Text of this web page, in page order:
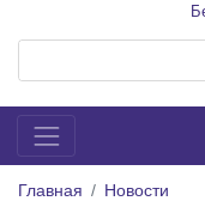
Главная
Новости